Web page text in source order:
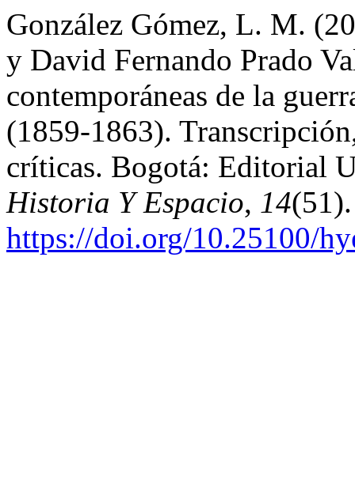
González Gómez, L. M.
y David Fernando Prado
contemporáneas de la
(1859-1863).
críticas. Bogotá: Editorial
Historia Y Espacio, 14(51).
https://doi.org/10.25100/